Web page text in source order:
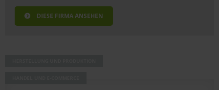
DIESE FIRMA ANSEHEN